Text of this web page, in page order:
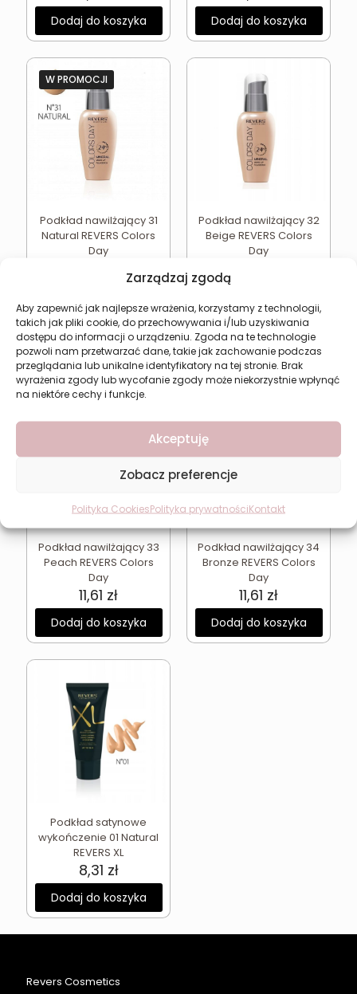
Zarządzaj zgodą
Aby zapewnić jak najlepsze wrażenia, korzystamy z technologii,
takich jak pliki cookie, do przechowywania i/lub uzyskiwania
dostępu do informacji o urządzeniu. Zgoda na te technologie
pozwoli nam przetwarzać dane, takie jak zachowanie podczas
przeglądania lub unikalne identyfikatory na tej stronie. Brak
wyrażenia zgody lub wycofanie zgody może niekorzystnie wpłynąć
na niektóre cechy i funkcje.
Akceptuję
Zobacz preferencje
Polityka CookiesPolityka prywatnościKontakt
Dodaj do koszyka Dodaj do koszyka
W PROMOCJI
Podkład nawilżający 31
Natural REVERS Colors
Day
cena
11,61 zł.
8,71zł Aktualna
cena
8,71 zł.
ostatnich 30 dni:8,71zł
Dodaj do koszyka
Podkład nawilżający 32
Beige REVERS Colors
Day
Dodaj do koszyka
Podkład nawilżający 33
Peach REVERS Colors
Day
11,61 zł
Dodaj do koszyka
Podkład nawilżający 34
Bronze REVERS Colors
Day
11,61 zł
Dodaj do koszyka
Podkład satynowe
wykończenie 01 Natural
REVERS XL
8,31 zł
Dodaj do koszyka
Revers Cosmetics